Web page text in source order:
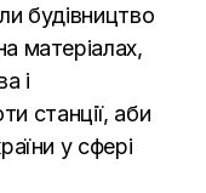
будівництво
матеріалах,
і
станції, аби
у сфері